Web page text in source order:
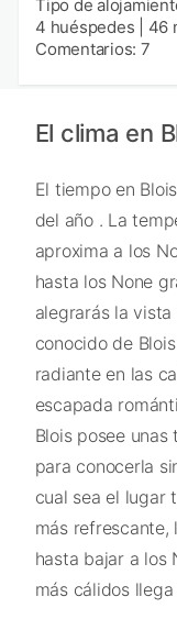
Tipo de
4 huéspedes
46
Comentarios: 7
El clima en
El tiempo en
del año . La
aproxima a los
hasta los None
alegrarás la
conocido de
radiante en las
escapada
Blois posee
para conocerla
cual sea el lugar
más
hasta bajar a los
más cálidos